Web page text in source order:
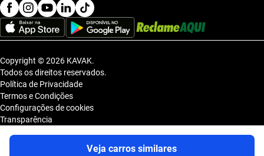
Veja carros similares
Copyright © 2026 KAVAK.
Todos os direitos reservados.
Política de Privacidade
Termos e Condições
Configurações de cookies
Transparência
KAVAK TECNOLOGIA E COMERCIO DE VEICULOS LTDA., inscrita no